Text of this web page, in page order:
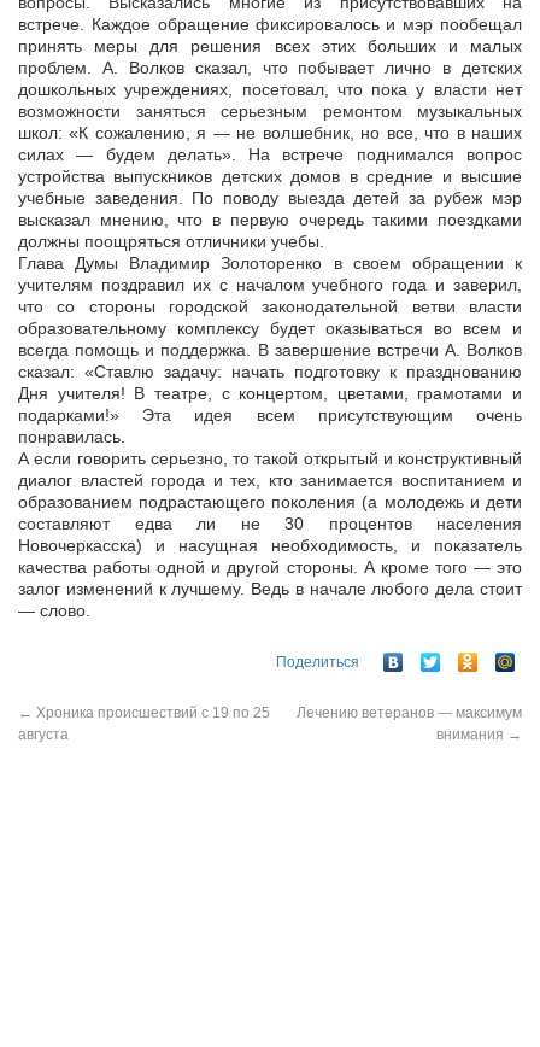
встрече. Каждое обращение фиксировалось и мэр пообещал
принять меры для решения всех этих больших и малых
проблем. А. Волков сказал, что побывает лично в детских
дошкольных учреждениях, посетовал, что пока у власти нет
возможности заняться серьезным ремонтом музыкальных
школ: «К сожалению, я — не волшебник, но все, что в наших
силах — будем делать». На встрече поднимался вопрос
устройства выпускников детских домов в средние и высшие
учебные заведения. По поводу выезда детей за рубеж мэр
высказал мнению, что в первую очередь такими поездками
должны поощряться отличники учебы.
Глава Думы Владимир Золоторенко в своем обращении к
учителям поздравил их с началом учебного года и заверил,
что со стороны городской законодательной ветви власти
образовательному комплексу будет оказываться во всем и
всегда помощь и поддержка. В завершение встречи А. Волков
сказал: «Ставлю задачу: начать подготовку к празднованию
Дня учителя! В театре, с концертом, цветами, грамотами и
подарками!» Эта идея всем присутствующим очень
понравилась.
А если говорить серьезно, то такой открытый и конструктивный
диалог властей города и тех, кто занимается воспитанием и
образованием подрастающего поколения (а молодежь и дети
составляют едва ли не 30 процентов населения
Новочеркасска) и насущная необходимость, и показатель
качества работы одной и другой стороны. А кроме того — это
залог изменений к лучшему. Ведь в начале любого дела стоит
— слово.
Поделиться
← Хроника происшествий с 19 по 25
августа
Лечению ветеранов — максимум
внимания →